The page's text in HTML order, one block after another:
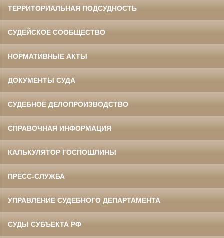
ТЕРРИТОРИАЛЬНАЯ ПОДСУДНОСТЬ
СУДЕЙСКОЕ СООБЩЕСТВО
НОРМАТИВНЫЕ АКТЫ
ДОКУМЕНТЫ СУДА
СУДЕБНОЕ ДЕЛОПРОИЗВОДСТВО
СПРАВОЧНАЯ ИНФОРМАЦИЯ
КАЛЬКУЛЯТОР ГОСПОШЛИНЫ
ПРЕСС-СЛУЖБА
УПРАВЛЕНИЕ СУДЕБНОГО ДЕПАРТАМЕНТА
СУДЫ СУБЪЕКТА РФ